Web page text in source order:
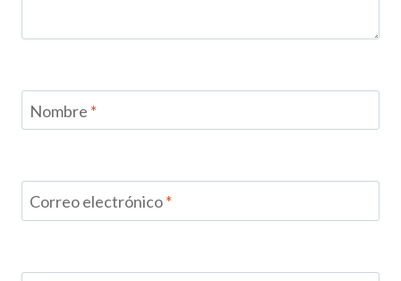
Nombre *
Correo electrónico*